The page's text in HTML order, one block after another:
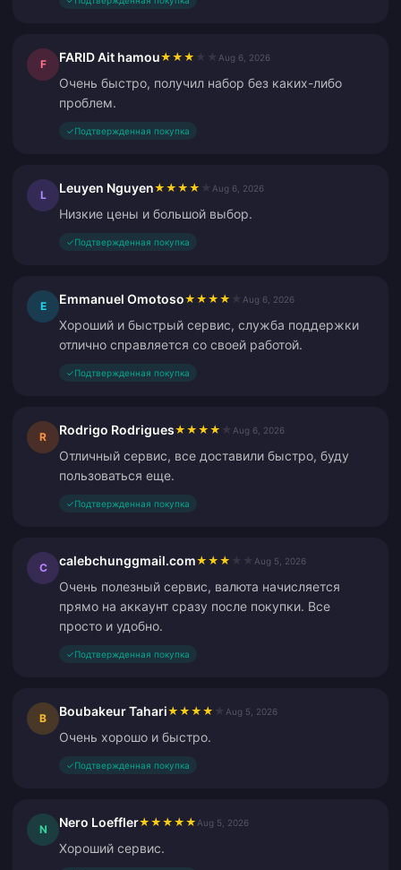
F FARID Ait hamou★ ★ ★ Aug 6, 2026
Очень быстро, получил набор без каких-либо
проблем.
✓Подтвержденная покупка
L Leuyen Nguyen★ ★ ★ ★ Aug 6, 2026
Низкие цены и большой выбор.
✓Подтвержденная покупка
E Emmanuel Omotoso★ ★ ★ ★ Aug 6, 2026
Хороший и быстрый сервис, служба поддержки
отлично справляется со своей работой.
✓Подтвержденная покупка
R Rodrigo Rodrigues★ ★ ★ ★ Aug 6, 2026
Отличный сервис, все доставили быстро, буду
пользоваться еще.
✓Подтвержденная покупка
C calebchunggmail.com★ ★ ★ Aug 5, 2026
Очень полезный сервис, валюта начисляется
прямо на аккаунт сразу после покупки. Все
просто и удобно.
✓Подтвержденная покупка
B Boubakeur Tahari★ ★ ★ ★ Aug 5, 2026
Очень хорошо и быстро.
✓Подтвержденная покупка
N Nero Loeffler★ ★ ★ ★ ★ Aug 5, 2026
Хороший сервис.